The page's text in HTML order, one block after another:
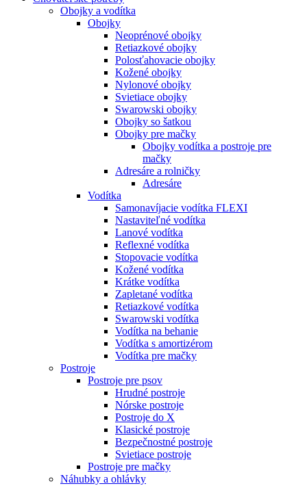
Obojky a vodítka
Obojky
Neoprénové obojky
Retiazkové obojky
Polosťahovacie obojky
Kožené obojky
Nylonové obojky
Svietiace obojky
Swarowski obojky
Obojky so šatkou
Obojky pre mačky
Obojky vodítka a postroje pre
mačky
Adresáre a rolničky
Adresáre
Vodítka
Samonavíjacie vodítka FLEXI
Nastaviteľné vodítka
Lanové vodítka
Reflexné vodítka
Stopovacie vodítka
Kožené vodítka
Krátke vodítka
Zapletané vodítka
Retiazkové vodítka
Swarowski vodítka
Vodítka na behanie
Vodítka s amortizérom
Vodítka pre mačky
Postroje
Postroje pre psov
Hrudné postroje
Nórske postroje
Postroje do X
Klasické postroje
Bezpečnostné postroje
Svietiace postroje
Postroje pre mačky
Náhubky a ohlávky